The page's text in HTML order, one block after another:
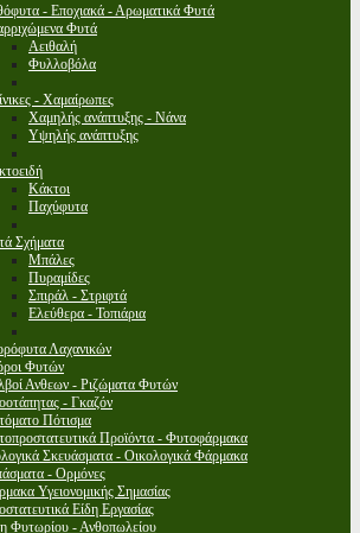
- Εποχιακά - Αρωματικά Φυτά
Φυτά
Αειθαλή
Φυλλοβόλα
- Χαμαίρωπες
Χαμηλής ανάπτυξης - Νάνα
Υψηλής ανάπτυξης
Κάκτοι
Παχύφυτα
Σχήματα
Μπάλες
Πυραμίδες
Σπιράλ - Στριφτά
Ελεύθερα - Τοπιάρια
Λαχανικών
Φυτών
Ανθεων - Ριζώματα Φυτών
- Γκαζόν
Πότισμα
Προϊόντα - Φυτοφάρμακα
Σκευάσματα - Οικολογικά Φάρμακα
- Ορμόνες
Υγειονομικής Σημασίας
Είδη Εργασίας
Φυτωρίου - Ανθοπωλείου